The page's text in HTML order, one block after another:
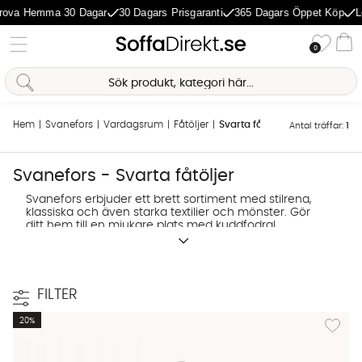
Hemma 30 Dagar 30 Dagars Prisgaranti 365 Dagars Öppet Köp
0
Hem Svanefors Vardagsrum Fåtöljer Svarta fåtöljer Antal träffar: 1
Svanefors - Svarta fåtöljer
Svanefors erbjuder ett brett sortiment med stilrena,
klassiska och även starka textilier och mönster. Gör
ditt hem till en mjukare plats med kuddfodral,
gardiner, bäddset, lakan, stolsdynor, mattor m.m. från
FILTER
Lägg
20%